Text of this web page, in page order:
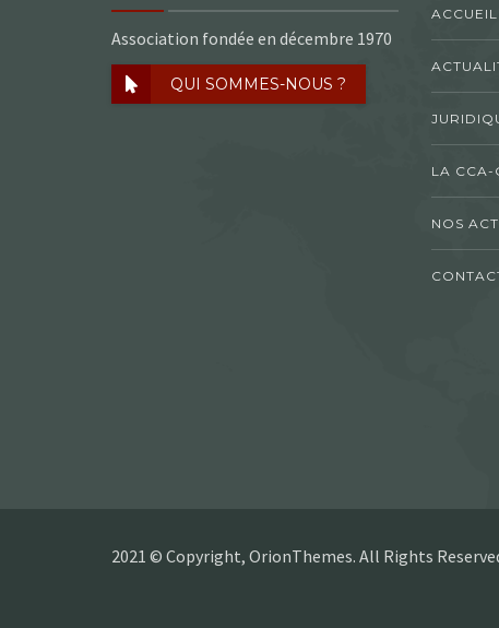
Association fondée en décembre 1970
QUI SOMMES-NOUS ?
ACCUEIL
LA CCA-
NOS
2021 © Copyright, OrionThemes. All Rights